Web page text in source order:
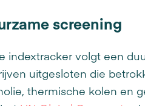
screening
indextracker volgt een
uitgesloten die
thermische kolen en